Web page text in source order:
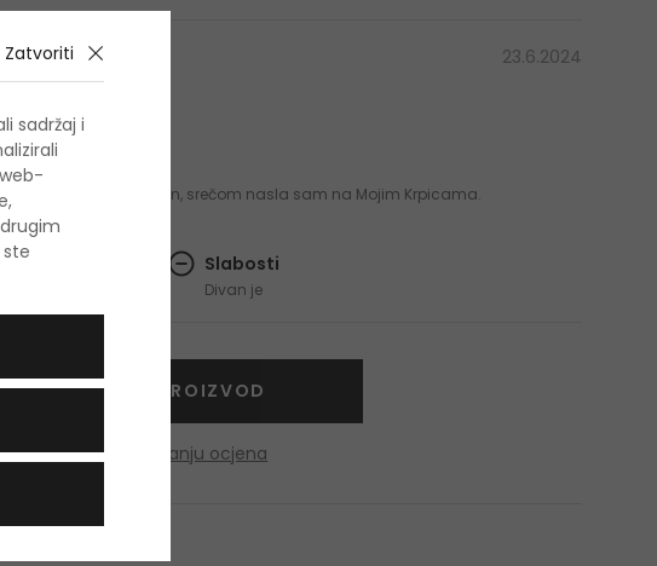
23.6.2024
Tu je stalno rasprodan, srečom nasla sam na Mojim Krpicama.
Slabosti
Divan je
OCIJENITE PROIZVOD
Podaci o dobivanju ocjena
Zatvoriti
sadržaj i